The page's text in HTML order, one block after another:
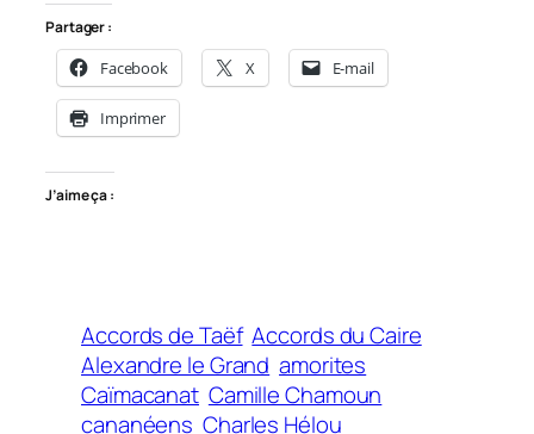
Partager :
Facebook X E-mail
Imprimer
J’aime ça :
Accords de Taëf Accords du Caire
Alexandre le Grand amorites
Caïmacanat Camille Chamoun
cananéens Charles Hélou